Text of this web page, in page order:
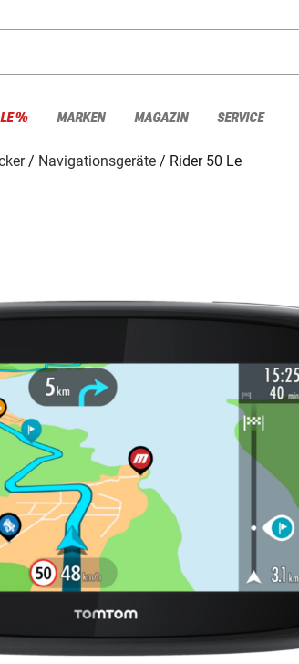
% MARKEN MAGAZIN SERVICE
Navigationsgeräte
Rider 50 Le